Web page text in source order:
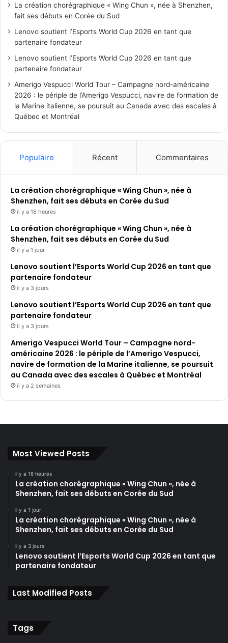
La création chorégraphique « Wing Chun », née à Shenzhen,
fait ses débuts en Corée du Sud
Lenovo soutient l’Esports World Cup 2026 en tant que
partenaire fondateur
Lenovo soutient l’Esports World Cup 2026 en tant que
partenaire fondateur
Amerigo Vespucci World Tour – Campagne nord-américaine
2026 : le périple de l’Amerigo Vespucci, navire de formation de
la Marine italienne, se poursuit au Canada avec des escales à
Québec et Montréal
Populaire Récent Commentaires
La création chorégraphique « Wing Chun », née à
Shenzhen, fait ses débuts en Corée du Sud
il y a 18 heures
La création chorégraphique « Wing Chun », née à
Shenzhen, fait ses débuts en Corée du Sud
il y a 1 jour
Lenovo soutient l’Esports World Cup 2026 en tant que
partenaire fondateur
il y a 3 jours
Lenovo soutient l’Esports World Cup 2026 en tant que
partenaire fondateur
il y a 3 jours
Amerigo Vespucci World Tour – Campagne nord-
américaine 2026 : le périple de l’Amerigo Vespucci,
navire de formation de la Marine italienne, se poursuit
au Canada avec des escales à Québec et Montréal
il y a 2 semaines
Most Viewed Posts
il y a 18 heures
La création chorégraphique « Wing Chun », née à
Shenzhen, fait ses débuts en Corée du Sud
il y a 1 jour
La création chorégraphique « Wing Chun », née à
Shenzhen, fait ses débuts en Corée du Sud
il y a 3 jours
Lenovo soutient l’Esports World Cup 2026 en tant que
partenaire fondateur
Last Modified Posts
Tags